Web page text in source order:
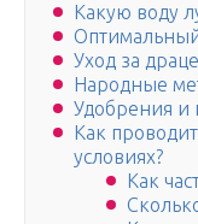
Какую воду
Уход за
Народные
Удобрения и
Как
условиях?
Как